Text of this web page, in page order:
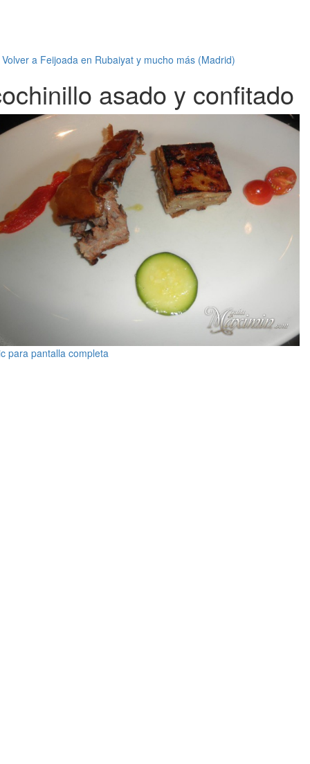
Volver a Feijoada en Rubaiyat y mucho más (Madrid)
asado y confitado
para pantalla completa